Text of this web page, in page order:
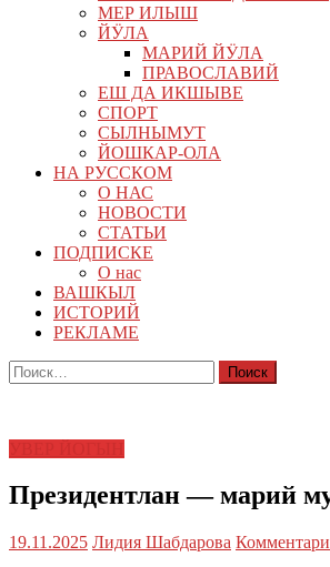
МЕР ИЛЫШ
ЙӰЛА
МАРИЙ ЙӰЛА
ПРАВОСЛАВИЙ
ЕШ ДА ИКШЫВЕ
СПОРТ
СЫЛНЫМУТ
ЙОШКАР-ОЛА
НА РУССКОМ
О НАС
НОВОСТИ
СТАТЬИ
ПОДПИСКЕ
О нас
ВАШКЫЛ
ИСТОРИЙ
РЕКЛАМЕ
Найти:
Президентлан — марий
19.11.2025 Лидия Шабдарова